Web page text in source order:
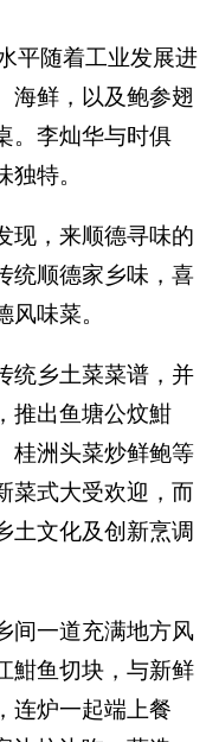
平随着工业发展进
海鲜，以及鲍参翅
。李灿华与时俱
特。
现，来顺德寻味的
统顺德家乡味，喜
味菜。
统乡土菜菜谱，并
推出鱼塘公炆魽
桂洲头菜炒鲜鲍等
菜式大受欢迎，而
土文化及创新烹调
间一道充满地方风
魽鱼切块，与新鲜
连炉一起端上餐